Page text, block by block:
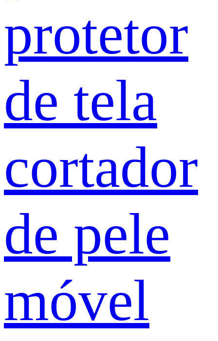
protetor
de tela
cortador
de pele
móvel